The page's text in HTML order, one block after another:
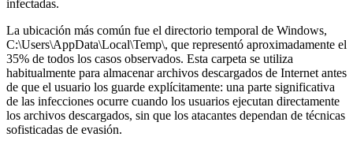
infectadas.
La ubicación más común fue el directorio temporal de Windows,
C:\Users\AppData\Local\Temp\, que representó aproximadamente el
35% de todos los casos observados. Esta carpeta se utiliza
habitualmente para almacenar archivos descargados de Internet antes
de que el usuario los guarde explícitamente: una parte significativa
de las infecciones ocurre cuando los usuarios ejecutan directamente
los archivos descargados, sin que los atacantes dependan de técnicas
sofisticadas de evasión.